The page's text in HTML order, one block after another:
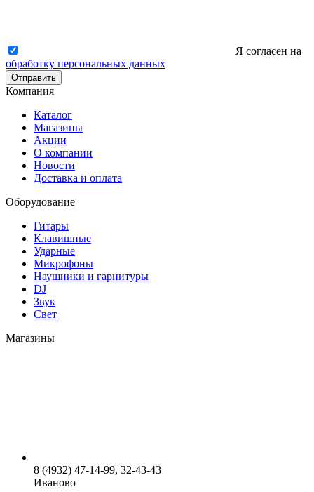
Я согласен на
обработку персональных данных
Отправить
Компания
Каталог
Магазины
Акции
О компании
Новости
Доставка и оплата
Оборудование
Гитары
Клавишные
Ударные
Микрофоны
Наушники и гарнитуры
DJ
Звук
Свет
Магазины
8 (4932) 47-14-99, 32-43-43
Иваново